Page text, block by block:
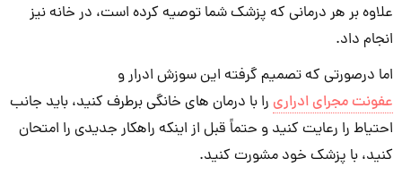
علاوه بر هر درمانی که پزشک شما توصیه کرده است، در خانه نیز
انجام داد.
اما درصورتی که تصمیم گرفته این سوزش ادرار و
عفونت مجرای ادراری را با درمان های خانگی برطرف کنید، باید جانب
احتیاط را رعایت کنید و حتماً قبل از اینکه راهکار جدیدی را امتحان
کنید، با پزشک خود مشورت کنید.